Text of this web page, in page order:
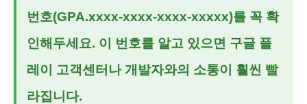
번호(GPA.xxxx-xxxx-xxxx-xxxxx)를 꼭 확
인해두세요. 이 번호를 알고 있으면 구글 플
레이 고객센터나 개발자와의 소통이 훨씬 빨
라집니다.